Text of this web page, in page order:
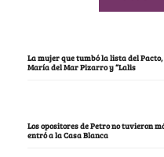
La mujer que tumbó la lista del
María del Mar Pizarro y “Lalis
Los opositores de Petro no tuvieron
entró a la Casa Blanca